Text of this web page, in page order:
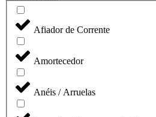
Afiador de Corrente
Amortecedor
Anéis / Arruelas